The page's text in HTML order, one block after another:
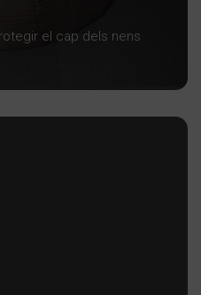
el cap dels nens